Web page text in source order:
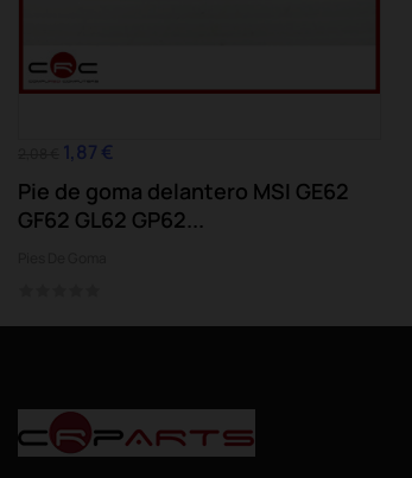
1,87 €
Pie de goma delantero MSI GE62
GF62 GL62 GP62...